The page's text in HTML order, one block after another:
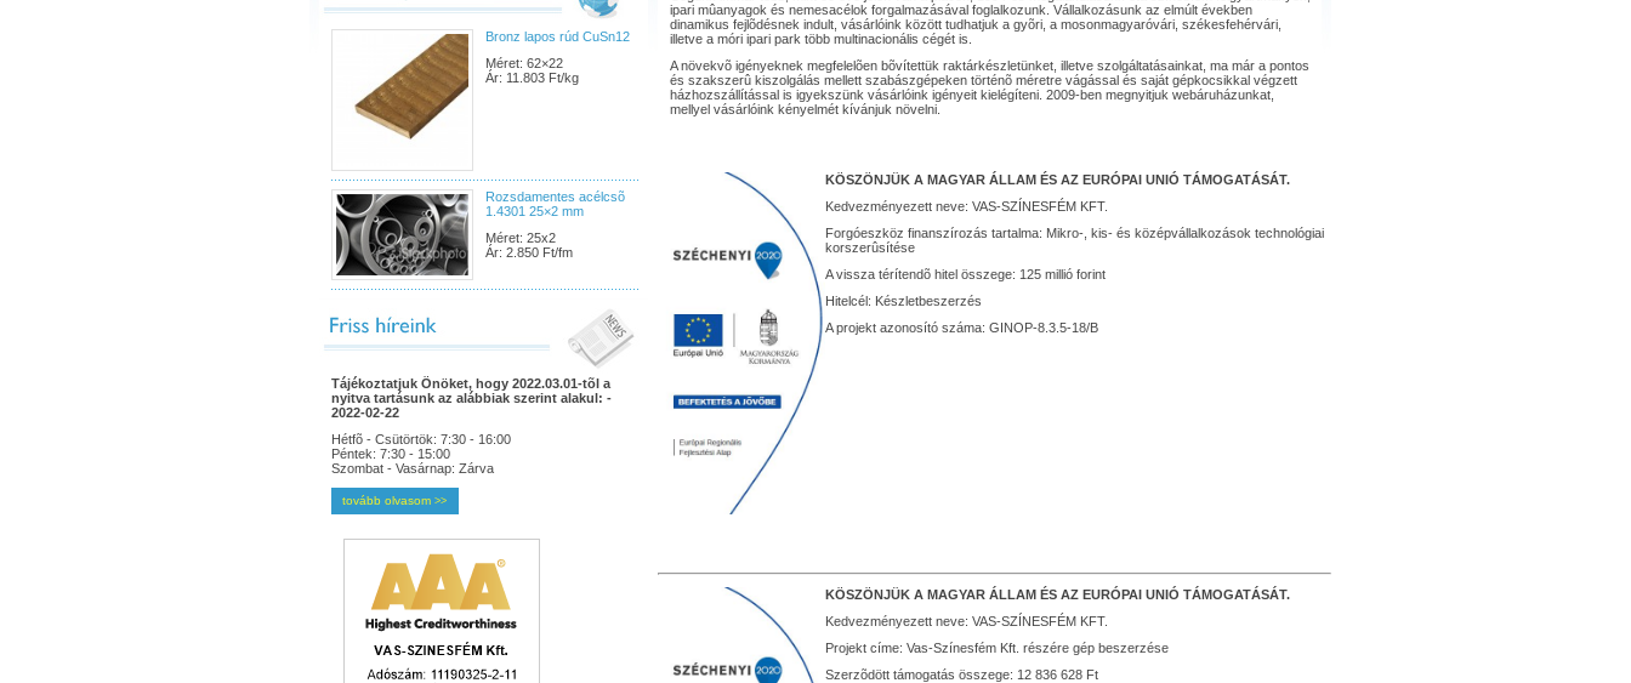
Bronz lapos rúd CuSn12
Méret: 62×22
Ár: 11.803 Ft/kg
Rozsdamentes acélcsõ
1.4301 25×2 mm
Méret: 25x2
Ár: 2.850 Ft/fm
Tájékoztatjuk Önöket, hogy 2022.03.01-tõl a
nyitva tartásunk az alábbiak szerint alakul: -
2022-02-22
Hétfõ - Csütörtök: 7:30 - 16:00
Péntek: 7:30 - 15:00
Szombat - Vasárnap: Zárva
tovább olvasom >>
ipari mûanyagok és nemesacélok forgalmazásával foglalkozunk. Vállalkozásunk az elmúlt években
dinamikus fejlõdésnek indult, vásárlóink között tudhatjuk a gyõri, a mosonmagyaróvári, székesfehérvári,
illetve a móri ipari park több multinacionális cégét is.
A növekvõ igényeknek megfelelõen bõvítettük raktárkészletünket, illetve szolgáltatásainkat, ma már a pontos
és szakszerû kiszolgálás mellett szabászgépeken történõ méretre vágással és saját gépkocsikkal végzett
házhozszállítással is igyekszünk vásárlóink igényeit kielégíteni. 2009-ben megnyitjuk webáruházunkat,
mellyel vásárlóink kényelmét kívánjuk növelni.
KÖSZÖNJÜK A MAGYAR ÁLLAM ÉS AZ EURÓPAI UNIÓ TÁMOGATÁSÁT.
Kedvezményezett neve: VAS-SZÍNESFÉM KFT.
Forgóeszköz finanszírozás tartalma: Mikro-, kis- és középvállalkozások technológiai
korszerûsítése
A vissza térítendõ hitel összege: 125 millió forint
Hitelcél: Készletbeszerzés
A projekt azonosító száma: GINOP-8.3.5-18/B
KÖSZÖNJÜK A MAGYAR ÁLLAM ÉS AZ EURÓPAI UNIÓ TÁMOGATÁSÁT.
Kedvezményezett neve: VAS-SZÍNESFÉM KFT.
Projekt címe: Vas-Színesfém Kft. részére gép beszerzése
Szerzõdött támogatás összege: 12 836 628 Ft